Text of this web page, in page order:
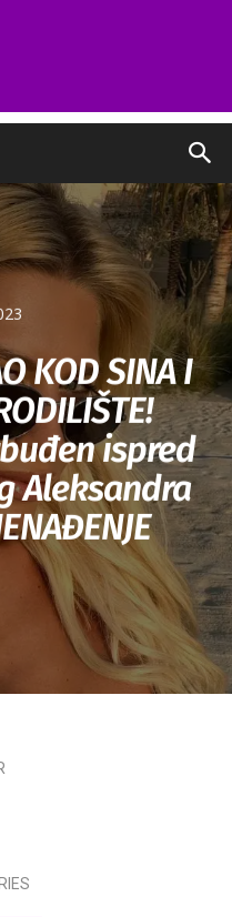
KOD SINA I
ispred
Aleksandra